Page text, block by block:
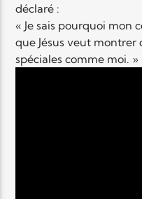
déclaré :
« Je sais pourquoi mon
que Jésus veut montrer
spéciales comme moi. »